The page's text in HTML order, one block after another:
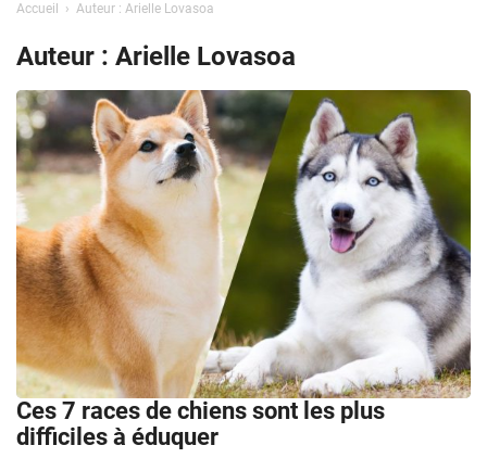
Accueil Auteur : Arielle Lovasoa
Auteur : Arielle Lovasoa
Ces 7 races de chiens sont les plus
difficiles à éduquer